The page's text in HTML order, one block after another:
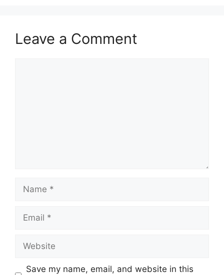
Leave a Comment
Name
Email
Website
Save my name, email, and website in this